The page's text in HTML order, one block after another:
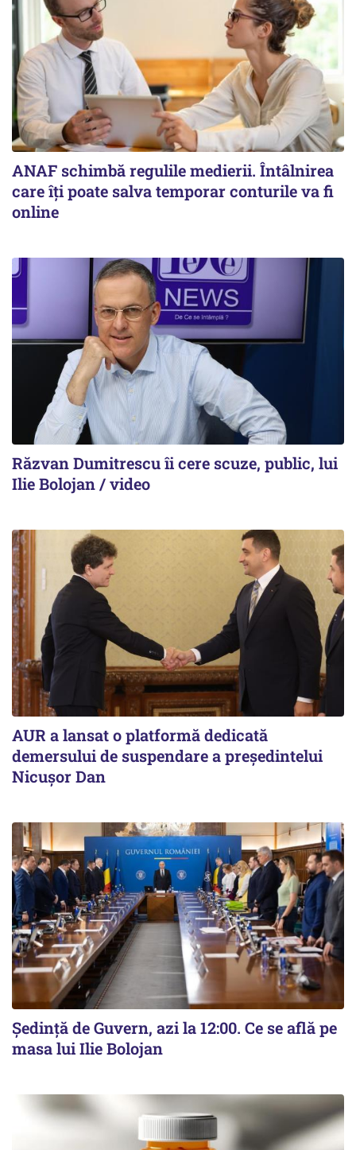
ANAF schimbă regulile medierii. Întâlnirea
care îți poate salva temporar conturile va fi
online
Răzvan Dumitrescu îi cere scuze, public, lui
Ilie Bolojan / video
AUR a lansat o platformă dedicată
demersului de suspendare a președintelui
Nicușor Dan
Ședință de Guvern, azi la 12:00. Ce se află pe
masa lui Ilie Bolojan